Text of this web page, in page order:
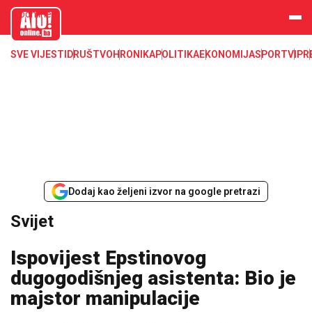
aloonline.b
SVE VIJESTI DRUŠTVOHRONIKAPOLITIKAEKONOMIJASPORTVIP
Dodaj kao željeni izvor na google pretrazi
Svijet
Ispovijest Epstinovog
dugogodišnjeg asistenta: Bio je
majstor manipulacije